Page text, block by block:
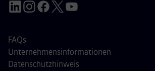
FAQs
Unternehmensinformationen
Datenschutzhinweis